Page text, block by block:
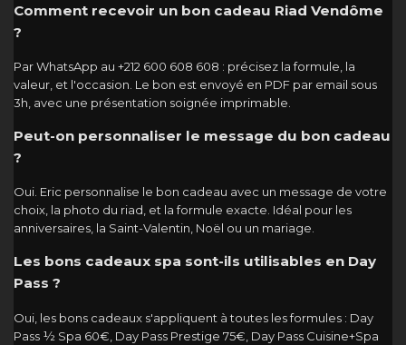
Comment recevoir un bon cadeau Riad Vendôme
?
Par WhatsApp au +212 600 608 608 : précisez la formule, la
valeur, et l'occasion. Le bon est envoyé en PDF par email sous
3h, avec une présentation soignée imprimable.
Peut-on personnaliser le message du bon cadeau
?
Oui. Eric personnalise le bon cadeau avec un message de votre
choix, la photo du riad, et la formule exacte. Idéal pour les
anniversaires, la Saint-Valentin, Noël ou un mariage.
Les bons cadeaux spa sont-ils utilisables en Day
Pass ?
Oui, les bons cadeaux s'appliquent à toutes les formules : Day
Pass ½ Spa 60€, Day Pass Prestige 75€, Day Pass Cuisine+Spa